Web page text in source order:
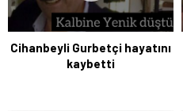
Cihanbeyli Gurbetçi hayatını
kaybetti